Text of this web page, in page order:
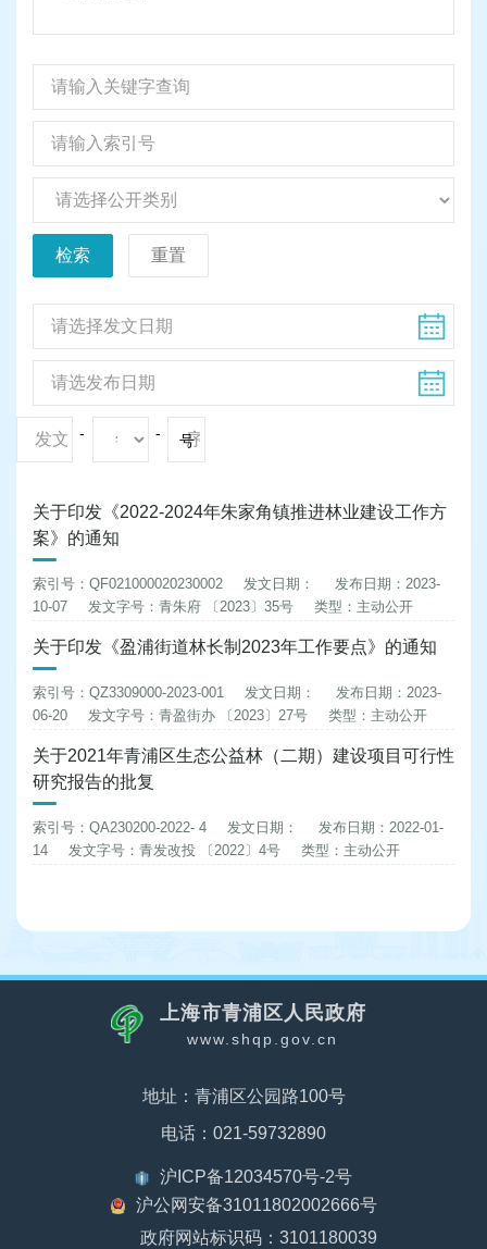
检索 重置
- - 号
关于印发《2022-2024年朱家角镇推进林业建设工作方
案》的通知
索引号：QF021000020230002 发文日期：
发布日期：2023-
10-07
发文字号：青朱府 〔2023〕35号 类型：主动公开
关于印发《盈浦街道林长制2023年工作要点》的通知
索引号：QZ3309000-2023-001 发文日期：
发布日期：2023-
06-20
发文字号：青盈街办 〔2023〕27号 类型：主动公开
关于2021年青浦区生态公益林（二期）建设项目可行性
研究报告的批复
索引号：QA230200-2022- 4 发文日期：
发布日期：2022-01-
14
发文字号：青发改投 〔2022〕4号 类型：主动公开
上海市青浦区人民政府
www.shqp.gov.cn
地址：青浦区公园路100号
电话：021-59732890
沪ICP备12034570号-2号
沪公网安备31011802002666号
政府网站标识码：3101180039